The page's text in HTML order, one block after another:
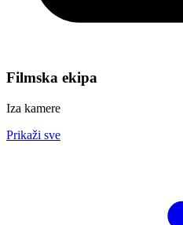
Filmska ekipa
Iza kamere
Prikaži sve